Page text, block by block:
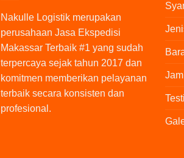
Nakulle Logistik merupakan
perusahaan Jasa Ekspedisi
Makassar Terbaik #1 yang sudah
terpercaya sejak tahun 2017 dan
komitmen memberikan pelayanan
terbaik secara konsisten dan
profesional.